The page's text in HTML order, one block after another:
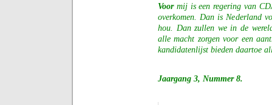
Voormij is een regering van
overkomen. Dan is Nederland
hou. Dan zullen we in de
alle macht zorgen voor een
kandidatenlijst bieden daartoe
Jaargang 3, Nummer 8.